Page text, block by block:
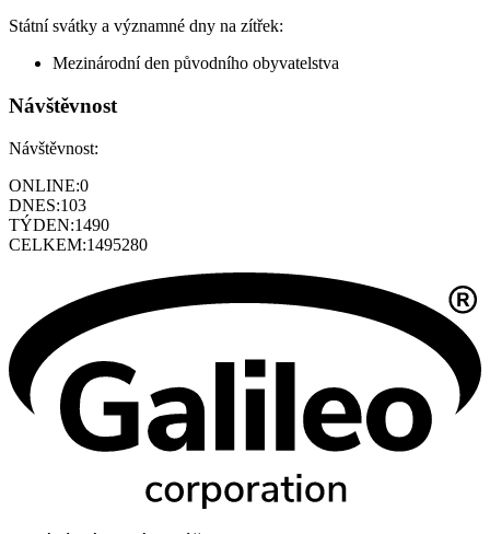
Státní svátky a významné dny na zítřek:
Mezinárodní den původního obyvatelstva
Návštěvnost
Návštěvnost:
ONLINE:0
DNES:103
TÝDEN:1490
CELKEM:1495280